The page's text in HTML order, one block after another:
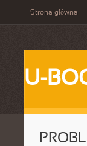
Strona główna
U-